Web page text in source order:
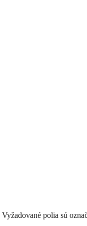
Vyžadované polia sú